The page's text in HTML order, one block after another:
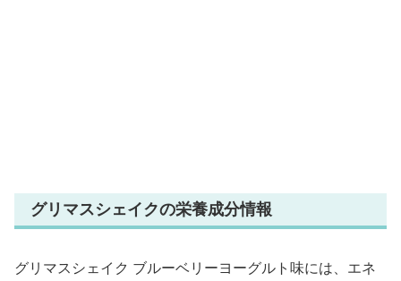
グリマスシェイクの栄養成分情報
グリマスシェイク ブルーベリーヨーグルト味には、エネ